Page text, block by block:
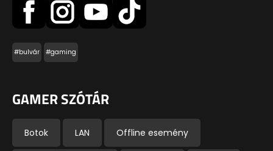
#bulvár #gaming
GAMER SZÓTÁR
Botok LAN Offline esemény